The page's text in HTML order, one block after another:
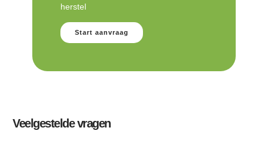
herstel
Start aanvraag
Veelgestelde vragen